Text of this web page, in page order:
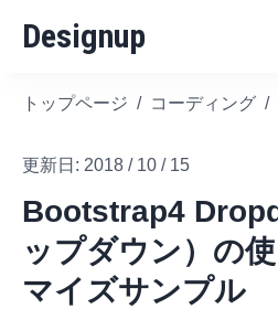
Designup
トップページ / コーディング /
更新日: 2018 / 10 / 15
Bootstrap4
ップダウン）の
マイズサンプル